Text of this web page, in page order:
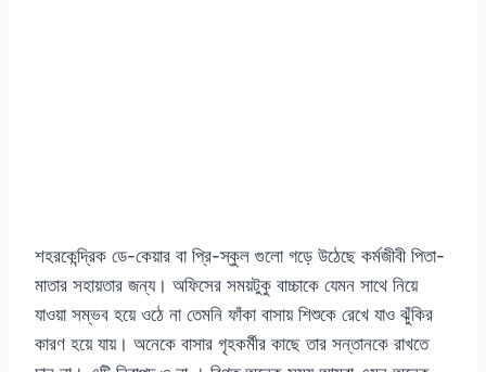
শহরকেন্দ্রিক ডে-কেয়ার বা প্রি-স্কুল গুলো গড়ে উঠেছে কর্মজীবী পিতা-
মাতার সহায়তার জন্য। অফিসের সময়টুকু বাচ্চাকে যেমন সাথে নিয়ে
যাওয়া সম্ভব হয়ে ওঠে না তেমনি ফাঁকা বাসায় শিশুকে রেখে যাও ঝুঁকির
কারণ হয়ে যায়। অনেকে বাসার গৃহকর্মীর কাছে তার সন্তানকে রাখতে